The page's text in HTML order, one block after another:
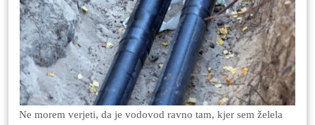
Ne morem verjeti, da je vodovod ravno tam, kjer sem želela